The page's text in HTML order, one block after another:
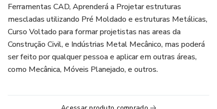
Ferramentas CAD, Aprenderá a Projetar estruturas
mescladas utilizando Pré Moldado e estruturas Metálicas,
Curso Voltado para formar projetistas nas areas da
Construção Civil, e Indústrias Metal Mecânico, mas poderá
ser feito por qualquer pessoa e aplicar em outras áreas,
como Mecânica, Móveis Planejado, e outros.